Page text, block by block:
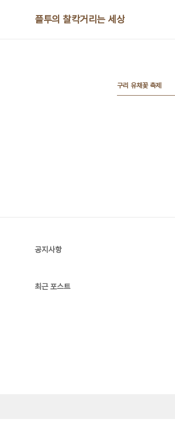
플투의 찰칵거리는 세상
구리 유채꽃 축제
공지사항
최근 포스트